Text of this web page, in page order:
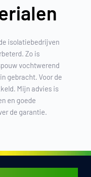
isolatiebedrijven
Zo is
vochtwerend
gebracht. Voor de
Mijn advies is
en goede
de garantie.